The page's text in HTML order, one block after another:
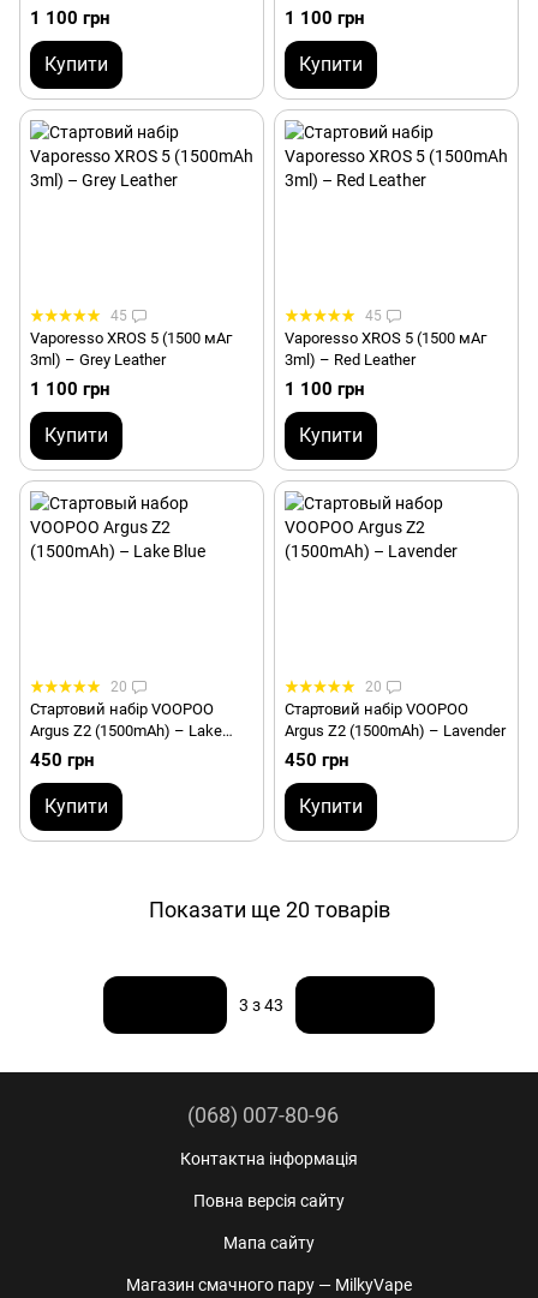
1 100 грн
Купити
1 100 грн
Купити
45
Vaporesso XROS 5 (1500 мАг
3ml) – Grey Leather
1 100 грн
Купити
45
Vaporesso XROS 5 (1500 мАг
3ml) – Red Leather
1 100 грн
Купити
20
Стартовий набір VOOPOO
Argus Z2 (1500mAh) – Lake
Blue
450 грн
Купити
20
Стартовий набір VOOPOO
Argus Z2 (1500mAh) – Lavender
450 грн
Купити
Показати ще 20 товарів
3 з 43
(068) 007-80-96
Контактна інформація
Повна версія сайту
Мапа сайту
Магазин смачного пару — MilkyVape